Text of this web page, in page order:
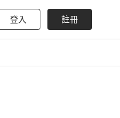
登入 註冊